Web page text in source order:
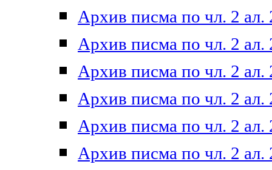
Архив писма по чл. 2 ал.
Архив писма по чл. 2 ал.
Архив писма по чл. 2 ал.
Архив писма по чл. 2 ал.
Архив писма по чл. 2 ал.
Архив писма по чл. 2 ал.